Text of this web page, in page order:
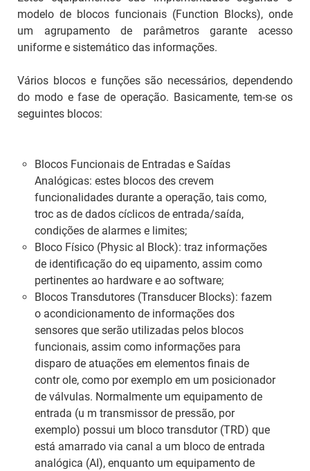
modelo de blocos funcionais (Function Blocks), onde
um agrupamento de parâmetros garante acesso
uniforme e sistemático das informações.
Vários blocos e funções são necessários, dependendo
do modo e fase de operação. Basicamente, tem-se os
seguintes blocos:
Blocos Funcionais de Entradas e Saídas
Analógicas: estes blocos des crevem
funcionalidades durante a operação, tais como,
troc as de dados cíclicos de entrada/saída,
condições de alarmes e limites;
Bloco Físico (Physic al Block): traz informações
de identificação do eq uipamento, assim como
pertinentes ao hardware e ao software;
Blocos Transdutores (Transducer Blocks): fazem
o acondicionamento de informações dos
sensores que serão utilizadas pelos blocos
funcionais, assim como informações para
disparo de atuações em elementos finais de
contr ole, como por exemplo em um posicionador
de válvulas. Normalmente um equipamento de
entrada (u m transmissor de pressão, por
exemplo) possui um bloco transdutor (TRD) que
está amarrado via canal a um bloco de entrada
analógica (AI), enquanto um equipamento de